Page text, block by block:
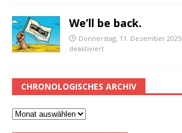
We’ll be back.
Donnerstag, 11. Dezember 2025
deaktiviert
CHRONOLOGISCHES ARCHIV